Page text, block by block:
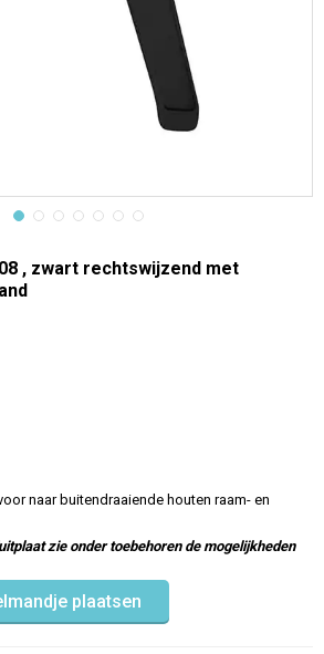
, zwart rechtswijzend met
naar buitendraaiende houten raam- en
zie onder toebehoren de mogelijkheden
plaatsen